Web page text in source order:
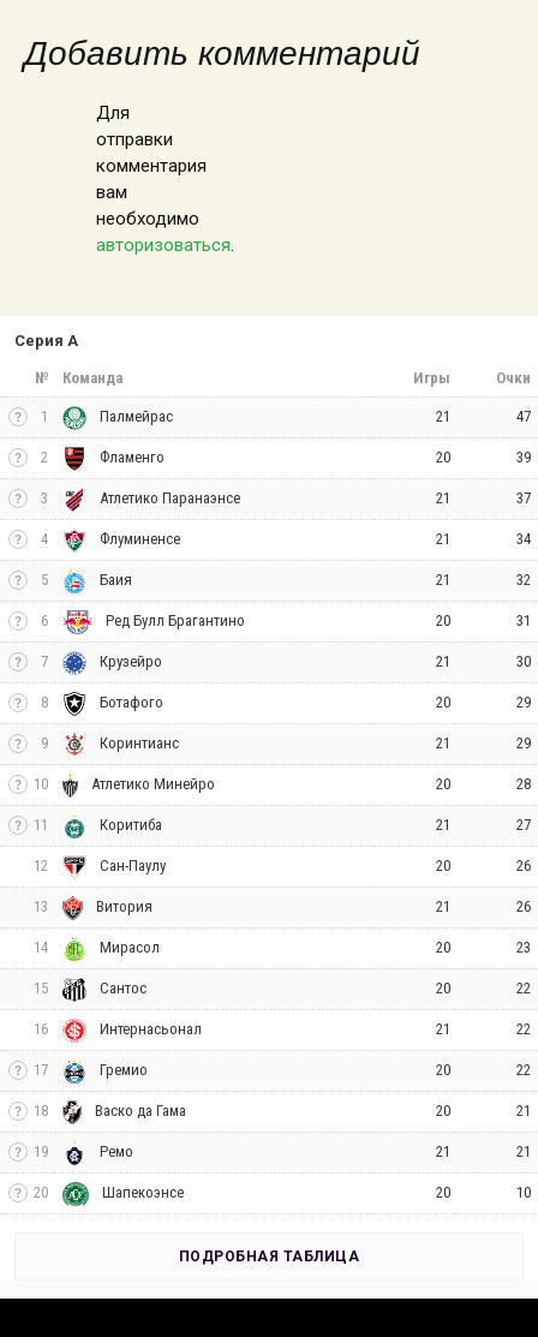
Добавить комментарий
Для
отправки
комментария
вам
необходимо
авторизоваться.
Серия А
№ Команда Игры Очки
1 Палмейрас 21 47
2 Фламенго 20 39
3 Атлетико Паранаэнсе 21 37
4 Флуминенсе 21 34
5 Баия 21 32
6 Ред Булл Брагантино 20 31
7 Крузейро 21 30
8 Ботафого 20 29
9 Коринтианс 21 29
10 Атлетико Минейро 20 28
11 Коритиба 21 27
12 Сан-Паулу 20 26
13 Витория 21 26
14 Мирасол 20 23
15 Сантос 20 22
16 Интернасьонал 21 22
17 Гремио 20 22
18 Васко да Гама 20 21
19 Ремо 21 21
20 Шапекоэнсе 20 10
ПОДРОБНАЯ ТАБЛИЦА